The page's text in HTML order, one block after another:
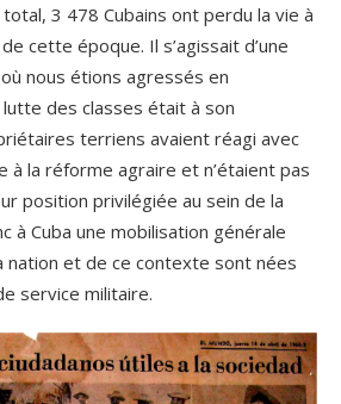
total, 3 478 Cubains ont perdu la vie à
cette époque. Il s’agissait d’une
nous étions agressés en
des classes était à son
terriens avaient réagi avec
à la réforme agraire et n’étaient pas
position privilégiée au sein de la
à Cuba une mobilisation générale
nation et de ce contexte sont nées
service militaire.